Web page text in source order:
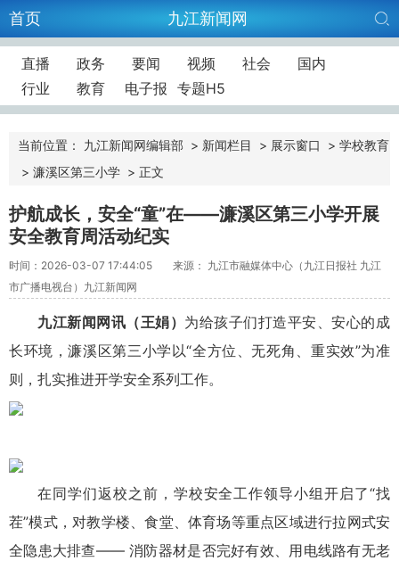
首页 九江新闻网
直播 政务 要闻 视频 社会
国内
行业
教育 电子报 专题H5
当前位置： 九江新闻网编辑部 > 新闻栏目 > 展示窗口 > 学校教育
> 濂溪区第三小学 > 正文
护航成长，安全“童”在——濂溪区第三小学开展
安全教育周活动纪实
时间：2026-03-07 17:44:05
来源： 九江市融媒体中心（九江日报社 九江
市广播电视台）九江新闻网
九江新闻网讯（王娟） 为给孩子们打造平安、安心的成
长环境，濂溪区第三小学以“全方位、无死角、重实效”为准
则，扎实推进开学安全系列工作。
在同学们返校之前，学校安全工作领导小组开启了“找
茬”模式，对教学楼、食堂、体育场等重点区域进行拉网式安
全隐患大排查—— 消防器材是否完好有效、用电线路有无老